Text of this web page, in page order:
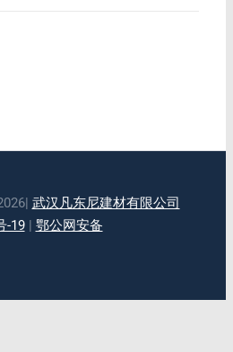
武汉凡东尼建材有限公司
-19| 鄂公网安备